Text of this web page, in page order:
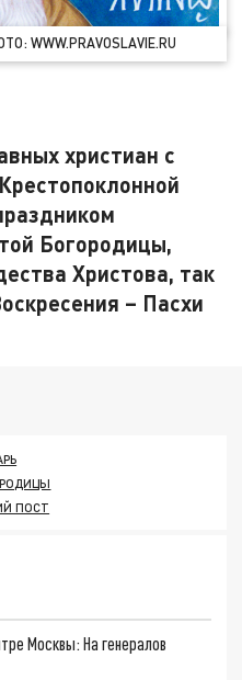
христиан с
Богородицы,
Христова, так
– Пасхи
ПОСТ
Москвы: На генералов